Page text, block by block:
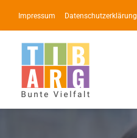
Inhalt
springen
Impressum Datenschutzerklärung